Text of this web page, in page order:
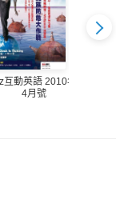
互動英語 2010年
4月號